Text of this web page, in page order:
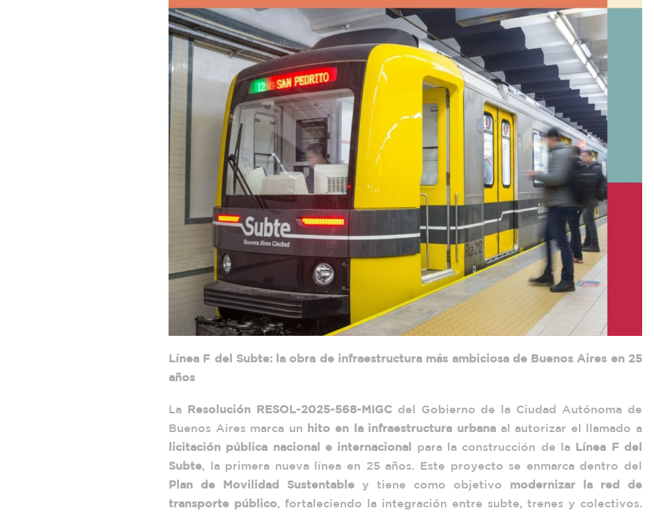
Línea F del Subte: la obra de infraestructura más ambiciosa de Buenos Aires en 25
años
La Resolución RESOL-2025-568-MIGCdel Gobierno de la Ciudad Autónoma de
Buenos Aires marca un hito en la infraestructura urbanaal autorizar el llamado a
licitación pública nacional e internacional
para la construcción de la Línea F del
Subte, la primera nueva línea en 25 años. Este proyecto se enmarca dentro del
Plan de Movilidad Sustentable y tiene como objetivo modernizar la red de
transporte público, fortaleciendo la integración entre subte, trenes y colectivos.